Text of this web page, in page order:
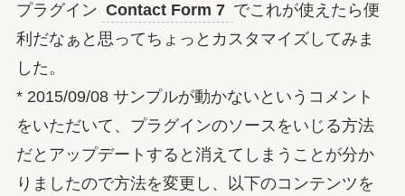
プラグイン Contact Form 7 でこれが使えたら便
利だなぁと思ってちょっとカスタマイズしてみま
した。
* 2015/09/08 サンプルが動かないというコメント
をいただいて、プラグインのソースをいじる方法
だとアップデートすると消えてしまうことが分か
りましたので方法を変更し、以下のコンテンツを